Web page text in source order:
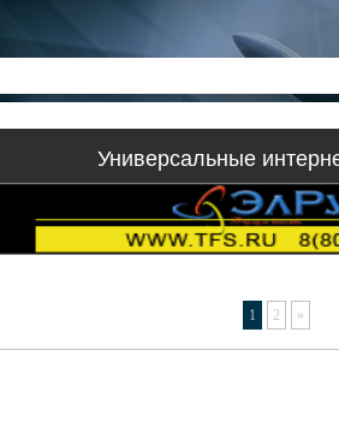
Универсальные
1 2 »